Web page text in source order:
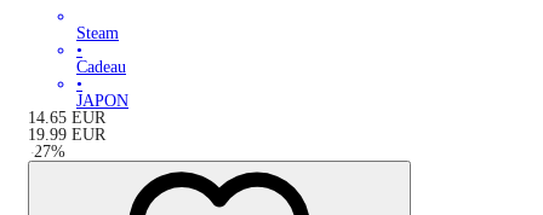
Steam
•
Cadeau
•
JAPON
14.65 EUR
19.99 EUR
-27%